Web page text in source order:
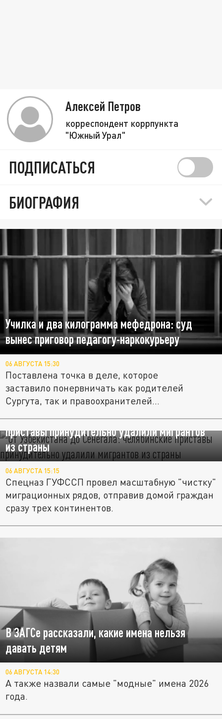
Алексей Петров
корреспондент коррпункта
"Южный Урал"
ПОДПИСАТЬСЯ
БИОГРАФИЯ
Училка и два килограмма мефедрона: суд
вынес приговор педагогу-наркокурьеру
06 АВГУСТА 15:30
Поставлена точка в деле, которое
заставило понервничать как родителей
Сургута, так и правоохранителей...
От Узбекистана до Сенегала: челябинские
приставы принудительно удалили мигрантов
из страны
06 АВГУСТА 15:15
Спецназ ГУФССП провел масштабную "чистку"
миграционных рядов, отправив домой граждан
сразу трех континентов.
В ЗАГСе рассказали, какие имена нельзя
давать детям
06 АВГУСТА 14:30
А также назвали самые "модные" имена 2026
года.